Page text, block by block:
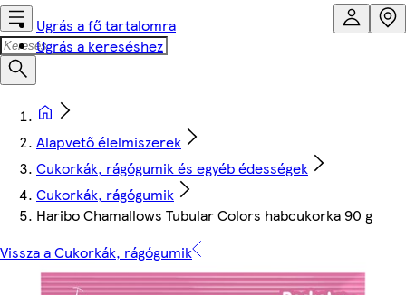
Ugrás a fő tartalomra
Ugrás a kereséshez
Alapvető élelmiszerek
Cukorkák, rágógumik és egyéb édességek
Cukorkák, rágógumik
Haribo Chamallows Tubular Colors habcukorka 90 g
Vissza a Cukorkák, rágógumik